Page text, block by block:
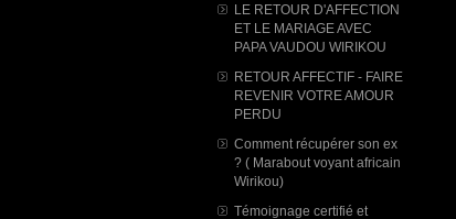
LE RETOUR D'AFFECTION
ET LE MARIAGE AVEC
PAPA VAUDOU WIRIKOU
RETOUR AFFECTIF - FAIRE
REVENIR VOTRE AMOUR
PERDU
Comment récupérer son ex
? ( Marabout voyant africain
Wirikou)
Témoignage certifié et